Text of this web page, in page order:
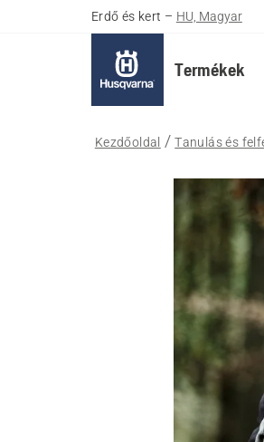
Erdő és kert – HU, Magyar
Termékek
Kezdőoldal Tanulás és